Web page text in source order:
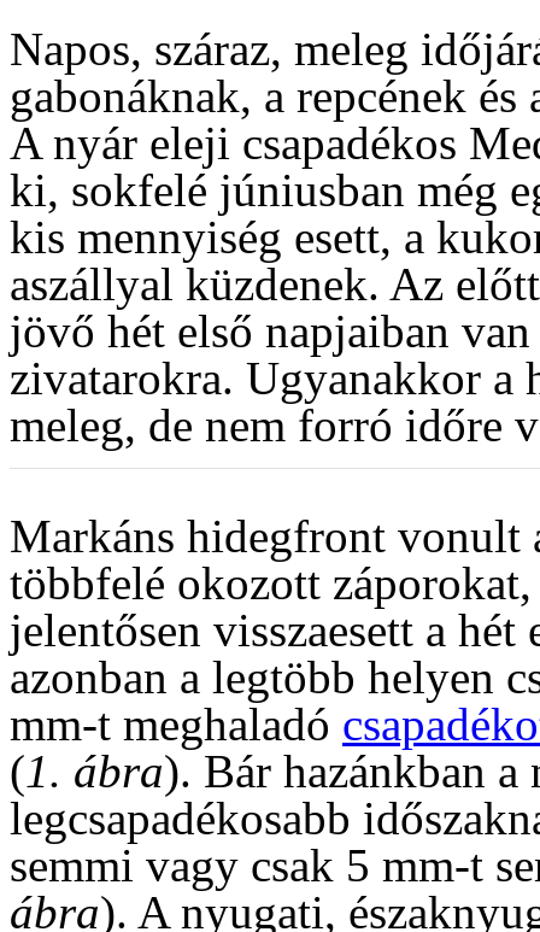
Napos, száraz, meleg
gabonáknak, a repcének
A nyár eleji csapadékos
ki, sokfelé júniusban még
kis mennyiség esett, a
aszállyal küzdenek. Az
jövő hét első napjaiban
zivatarokra. Ugyanakkor a
meleg, de nem forró időre
Markáns hidegfront vonult
többfelé okozott
jelentősen visszaesett a
azonban a legtöbb helyen
mm-t meghaladó
(1. ábra). Bár hazánkban a
legcsapadékosabb
semmi vagy csak 5 mm-t
ábra). A nyugati,